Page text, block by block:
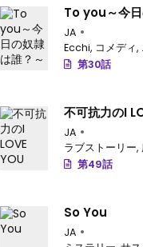
To you～今
JA
Ecchi, コメディ,
第30話
不可抗力のI
JA
ラブストーリー,
第49話
So You
JA